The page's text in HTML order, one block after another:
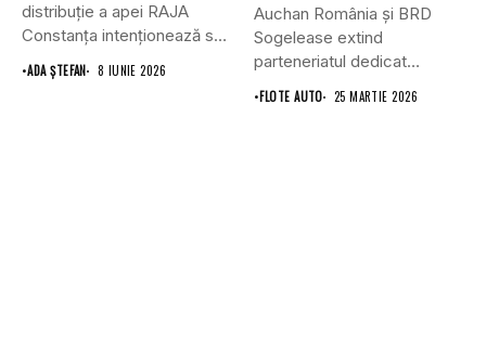
distribuție a apei RAJA
Constanța intenționează să
achiziționeze...
•ADA ȘTEFAN 8 IUNIE 2026
Auchan România și BRD
Sogelease extind
parteneriatul dedicat
furnizorilor și companiilor
•FLOTE AUTO 25 MARTIE 2026